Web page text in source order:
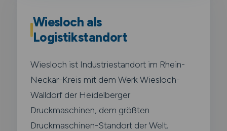
Wiesloch als
Logistikstandort
Wiesloch ist Industriestandort im Rhein-
Neckar-Kreis mit dem Werk Wiesloch-
Walldorf der Heidelberger
Druckmaschinen, dem größten
Druckmaschinen-Standort der Welt.